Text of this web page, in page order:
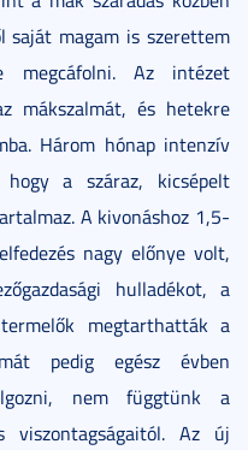
saját magam is szerettem
megcáfolni. Az intézet
mákszalmát, és hetekre
Három hónap intenzív
a száraz, kicsépelt
A kivonáshoz 1,5-
nagy előnye volt,
hulladékot, a
megtarthatták a
pedig egész évben
nem függtünk a
viszontagságaitól. Az új